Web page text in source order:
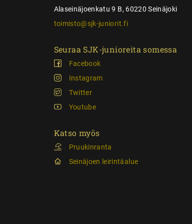
Alaseinäjoenkatu 9 B, 60220 Seinäjoki
toimisto@sjk-juniorit.fi
Seuraa SJK-junioreita somessa
Facebook
Instagram
Twitter
Youtube
Katso myös
Pruukinranta
Seinäjoen leirintäalue